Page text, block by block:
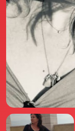
Quanto costa
Love Academy
Domande
Impegno
Le nostre sedi
Facebook
YouTube
Instagram